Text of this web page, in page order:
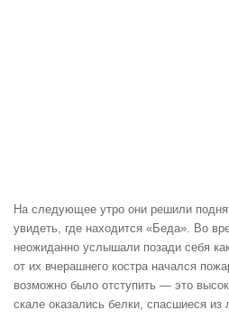
На следующее утро они решили
увидеть, где находится «Беда». Во
неожиданно услышали позади себя
от их вчерашнего костра начался
возможно было отступить — это
скале оказались белки, спасшиеся из